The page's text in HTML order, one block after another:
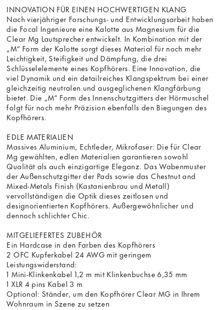
INNOVATION FÜR EINEN HOCHWERTIGEN KLANG
Nach vierjähriger Forschungs- und Entwicklungsarbeit haben
die Focal Ingenieure eine Kalotte aus Magnesium für die
Clear Mg Lautsprecher entwickelt. In Kombination mit der
„M“ Form der Kalotte sorgt dieses Material für noch mehr
Leichtigkeit, Steifigkeit und Dämpfung, die drei
Schlüsselelemente eines Kopfhörers. Eine Innovation, die
viel Dynamik und ein detailreiches Klangspektrum bei einer
gleichzeitig neutralen und ausgeglichenen Klangfärbung
bietet. Die „M“ Form des Innenschutzgitters der Hörmuschel
folgt für noch mehr Präzision ebenfalls den Biegungen des
Kopfhörers.
EDLE MATERIALIEN
Massives Aluminium, Echtleder, Mikrofaser: Die für Clear
Mg gewählten, edlen Materialien garantieren sowohl
Qualität als auch einzigartige Eleganz. Das Wabenmuster
der Außenschutzgitter der Pads sowie das Chestnut and
Mixed-Metals Finish (Kastanienbrau und Metall)
vervollständigen die Optik dieses zeitlosen und
designorientierten Kopfhörers. Außergewöhnlicher und
dennoch schlichter Chic.
MITGELIEFERTES ZUBEHÖR
Ein Hardcase in den Farben des Kopfhörers
2 OFC Kupferkabel 24 AWG mit geringem
Leistungswiderstand:
1 Mini-Klinkenkabel 1,2 m mit Klinkenbuchse 6,35 mm
1 XLR 4 pins Kabel 3 m
Optional: Ständer, um den Kopfhörer Clear MG in Ihrem
Wohnraum in Szene zu setzen